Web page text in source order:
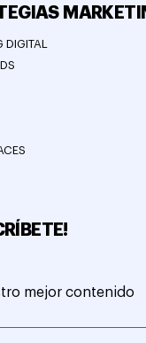
mejor contenido
DIGITAL